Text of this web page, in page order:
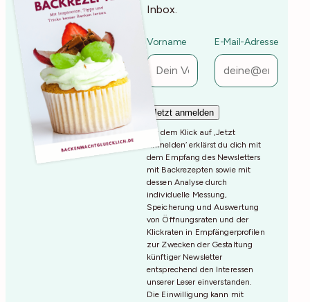
Inbox.
Vorname E-Mail-Adresse
Mit dem Klick auf ‚Jetzt
Anmelden‘ erklärst du dich mit
dem Empfang des Newsletters
mit Backrezepten sowie mit
dessen Analyse durch
individuelle Messung,
Speicherung und Auswertung
von Öffnungsraten und der
Klickraten in Empfängerprofilen
zur Zwecken der Gestaltung
künftiger Newsletter
entsprechend den Interessen
unserer Leser einverstanden.
Die Einwilligung kann mit